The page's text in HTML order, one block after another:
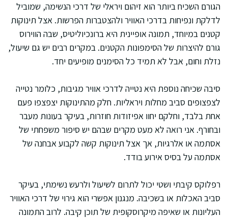
הגורם השכיח ביותר הוא זיהום ויראלי של דרכי הנשימה, שמוביל
לדלקת ונפיחות בדרכי האוויר ולהצטברות הפרשות. אצל תינוקות
קטנים במיוחד, תמונה אופיינית היא ברונכיוליטיס, שבה הווירוס
גורם להיצרות של הסימפונות הקטנים. במקרים רבים יש גם שיעול,
נזלת וחום, אבל לא תמיד כל הסימנים מופיעים יחד.
סיבה שכיחה נוספת היא נטייה לדרכי אוויר מגיבות, כלומר נטייה
לצפצופים סביב מחלות ויראליות. חלק מהתינוקות יצפצפו פעם
אחת בלבד, וחלקם יחוו אפיזודות חוזרות, בעיקר בעונות מעבר
ובחורף. אני רואה לא מעט מקרים שבהם יש סיפור משפחתי של
אסתמה או אלרגיות, אך אצל תינוקות קשה לקבוע אבחנה של
אסתמה על בסיס אירוע בודד.
רפלוקס קיבתי ושטי יכול לתרום לשיעול ולרעש נשימתי, בעיקר
סביב האכלות או בשכיבה. מנגנון אפשרי הוא גירוי של דרכי האוויר
העליונות או שאיפה מיקרוסקופית של תוכן קיבה. לרוב התמונה